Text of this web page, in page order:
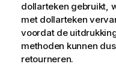
dollarteken gebruikt,
met dollarteken
voordat de
methoden kunnen
retourneren.